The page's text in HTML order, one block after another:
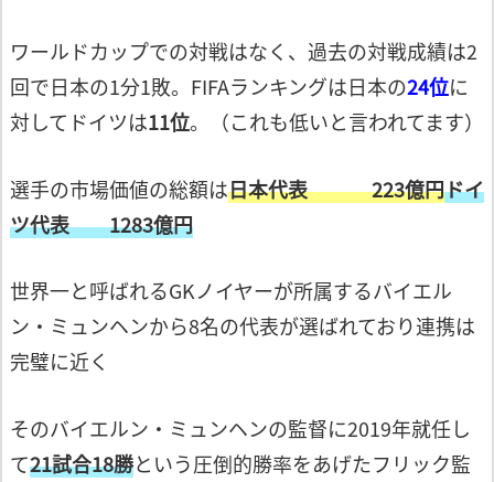
ワールドカップでの対戦はなく、過去の対戦成績は2
回で日本の1分1敗。FIFAランキングは日本の24位に
対してドイツは11位。 （これも低いと言われてます）
選手の市場価値の総額は日本代表 223億円ドイ
ツ代表 1283億円
世界一と呼ばれるGKノイヤーが所属するバイエル
ン・ミュンヘンから8名の代表が選ばれており連携は
完璧に近く
そのバイエルン・ミュンヘンの監督に2019年就任し
て21試合18勝という圧倒的勝率をあげたフリック監